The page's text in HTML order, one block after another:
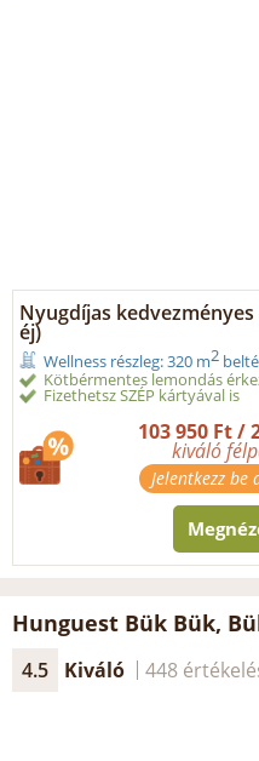
Nyugdíjas
éj)
Wellness részleg: 320 m2
Kötbérmentes lemondás
Fizethetsz SZÉP kártyával is
103 950 Ft /
kiváló
Jelentkezz
Hunguest Bük Bük,
4.5 Kiváló 448